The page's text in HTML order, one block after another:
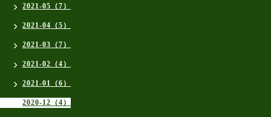
2021-05（7）
2021-04（5）
2021-03（7）
2021-02（4）
2021-01（6）
2020-12（4）